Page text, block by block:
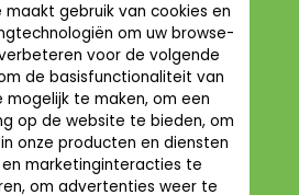
maakt gebruik van cookies en
om uw browse-
voor de volgende
de basisfunctionaliteit van
mogelijk te maken,om een
op de website te bieden,om
onze producten en diensten
marketinginteracties te
,om advertenties weer te